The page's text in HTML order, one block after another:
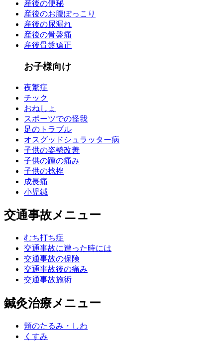
産後の便秘
産後のお腹ぽっこり
産後の尿漏れ
産後の骨盤痛
産後骨盤矯正
お子様向け
夜驚症
チック
おねしょ
スポーツでの怪我
足のトラブル
オスグッドシュラッター病
子供の姿勢改善
子供の踵の痛み
子供の捻挫
成長痛
小児鍼
交通事故メニュー
むち打ち症
交通事故に遭った時には
交通事故の保険
交通事故後の痛み
交通事故施術
鍼灸治療メニュー
頬のたるみ・しわ
くすみ